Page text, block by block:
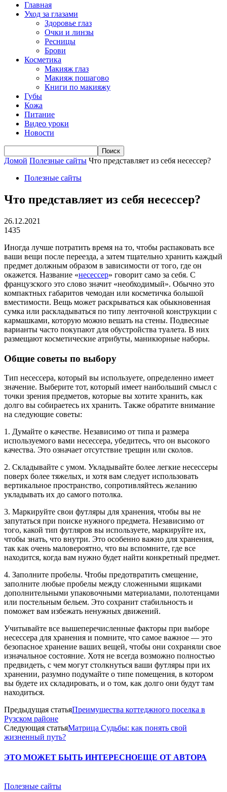
Главная
Уход за глазами
Здоровье глаз
Очки и линзы
Ресницы
Брови
Косметика
Макияж глаз
Макияж пошагово
Книги по макияжу
Губы
Кожа
Питание
Видео уроки
Новости
Домой Полезные сайты Что представляет из себя несессер?
Полезные сайты
Что представляет из себя несессер?
26.12.2021
1435
Иногда лучше потратить время на то, чтобы распаковать все
ваши вещи после переезда, а затем тщательно хранить каждый
предмет должным образом в зависимости от того, где он
окажется. Название «несессер» говорит само за себя. С
французского это слово значит «необходимый». Обычно это
компактных габаритов чемодан или косметичка большой
вместимости. Вещь может раскрываться как обыкновенная
сумка или раскладываться по типу ленточной конструкции с
кармашками, которую можно вешать на стены. Подвесные
варианты часто покупают для обустройства туалета. В них
размещают косметические атрибуты, маникюрные наборы.
Общие советы по выбору
Тип несессера, который вы используете, определенно имеет
значение. Выберите тот, который имеет наибольший смысл с
точки зрения предметов, которые вы хотите хранить, как
долго вы собираетесь их хранить. Также обратите внимание
на следующие советы:
1. Думайте о качестве. Независимо от типа и размера
используемого вами несессера, убедитесь, что он высокого
качества. Это означает отсутствие трещин или сколов.
2. Складывайте с умом. Укладывайте более легкие несессеры
поверх более тяжелых, и хотя вам следует использовать
вертикальное пространство, сопротивляйтесь желанию
укладывать их до самого потолка.
3. Маркируйте свои футляры для хранения, чтобы вы не
запутаться при поиске нужного предмета. Независимо от
того, какой тип футляров вы используете, маркируйте их,
чтобы знать, что внутри. Это особенно важно для хранения,
так как очень маловероятно, что вы вспомните, где все
находится, когда вам нужно будет найти конкретный предмет.
4. Заполните пробелы. Чтобы предотвратить смещение,
заполните любые пробелы между сложенными ящиками
дополнительными упаковочными материалами, полотенцами
или постельным бельем. Это сохранит стабильность и
поможет вам избежать ненужных движений.
Учитывайте все вышеперечисленные факторы при выборе
несессера для хранения и помните, что самое важное — это
безопасное хранение ваших вещей, чтобы они сохраняли свое
изначальное состояние. Хотя не всегда возможно полностью
предвидеть, с чем могут столкнуться ваши футляры при их
хранении, разумно подумайте о типе помещения, в котором
вы будете их складировать, и о том, как долго они будут там
находиться.
Предыдущая статьяПреимущества коттеджного поселка в
Рузском районе
Следующая статьяМатрица Судьбы: как понять свой
жизненный путь?
ЭТО МОЖЕТ БЫТЬ ИНТЕРЕСНОЕЩЕ ОТ АВТОРА
Полезные сайты